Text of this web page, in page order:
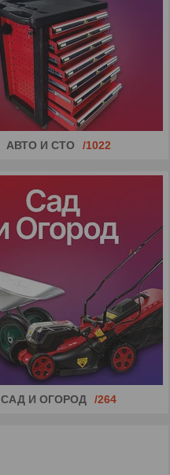
АВТО И СТО 1022
САД И ОГОРОД 264